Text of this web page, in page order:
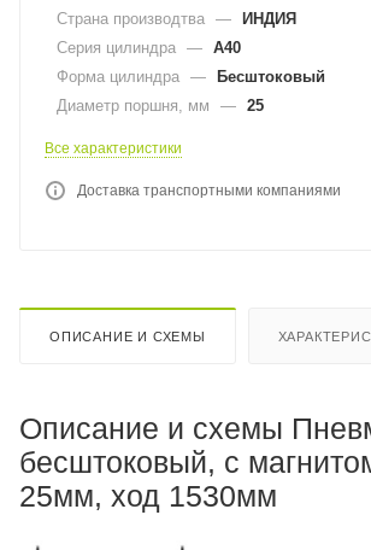
Страна производтва — ИНДИЯ
Серия цилиндра — A40
Форма цилиндра — Бесштоковый
Диаметр поршня, мм
— 25
Все характеристики
Доставка транспортными компаниями
ОПИСАНИЕ И СХЕМЫ
Описание и схемы
бесштоковый, с
25мм, ход 1530мм